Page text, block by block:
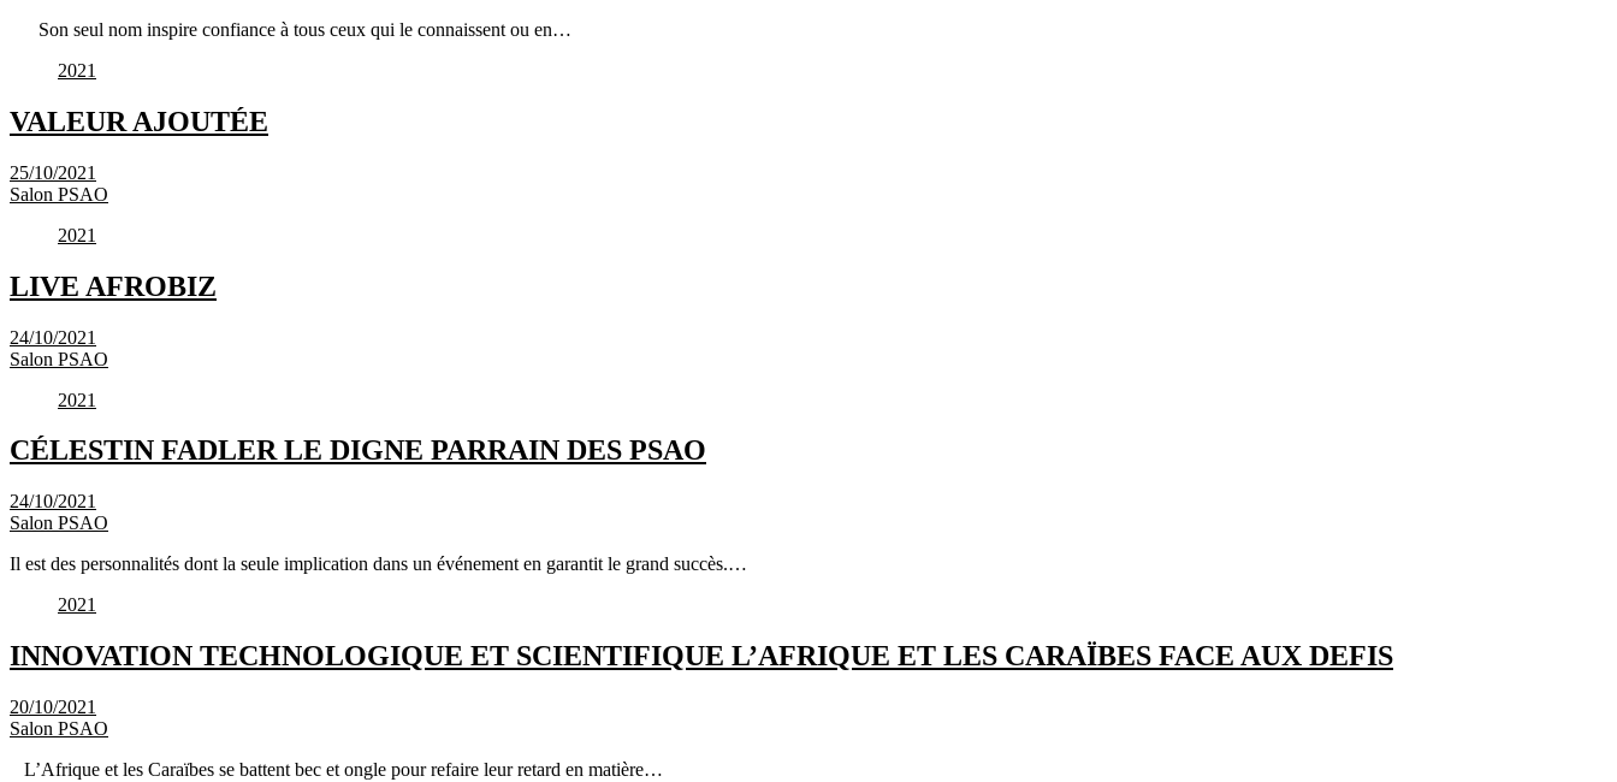
Son seul nom inspire confiance à tous ceux qui le connaissent ou en…
2021
VALEUR AJOUTÉE
25/10/2021
Salon PSAO
2021
LIVE AFROBIZ
24/10/2021
Salon PSAO
2021
CÉLESTIN FADLER LE DIGNE PARRAIN DES PSAO
24/10/2021
Salon PSAO
Il est des personnalités dont la seule implication dans un événement en garantit le grand succès.…
2021
INNOVATION TECHNOLOGIQUE ET SCIENTIFIQUE L’AFRIQUE ET LES CARAÏBES FACE AUX DEFIS
20/10/2021
Salon PSAO
L’Afrique et les Caraïbes se battent bec et ongle pour refaire leur retard en matière…